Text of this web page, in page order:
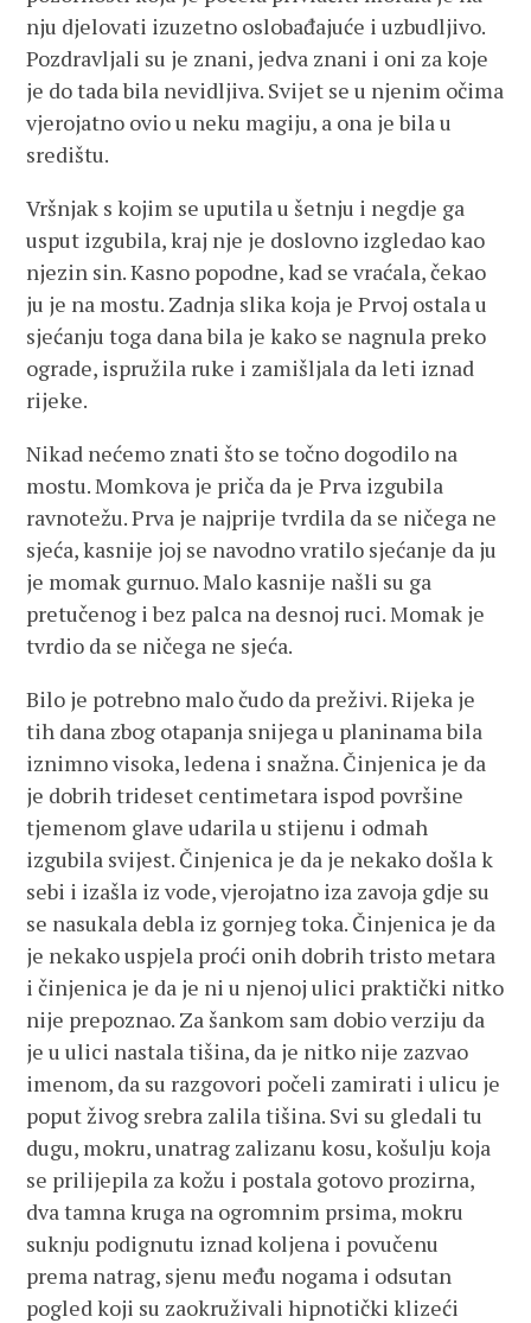
nju djelovati izuzetno oslobađajuće i uzbudljivo.
Pozdravljali su je znani, jedva znani i oni za koje
je do tada bila nevidljiva. Svijet se u njenim očima
vjerojatno ovio u neku magiju, a ona je bila u
središtu.
Vršnjak s kojim se uputila u šetnju i negdje ga
usput izgubila, kraj nje je doslovno izgledao kao
njezin sin. Kasno popodne, kad se vraćala, čekao
ju je na mostu. Zadnja slika koja je Prvoj ostala u
sjećanju toga dana bila je kako se nagnula preko
ograde, ispružila ruke i zamišljala da leti iznad
rijeke.
Nikad nećemo znati što se točno dogodilo na
mostu. Momkova je priča da je Prva izgubila
ravnotežu. Prva je najprije tvrdila da se ničega ne
sjeća, kasnije joj se navodno vratilo sjećanje da ju
je momak gurnuo. Malo kasnije našli su ga
pretučenog i bez palca na desnoj ruci. Momak je
tvrdio da se ničega ne sjeća.
Bilo je potrebno malo čudo da preživi. Rijeka je
tih dana zbog otapanja snijega u planinama bila
iznimno visoka, ledena i snažna. Činjenica je da
je dobrih trideset centimetara ispod površine
tjemenom glave udarila u stijenu i odmah
izgubila svijest. Činjenica je da je nekako došla k
sebi i izašla iz vode, vjerojatno iza zavoja gdje su
se nasukala debla iz gornjeg toka. Činjenica je da
je nekako uspjela proći onih dobrih tristo metara
i činjenica je da je ni u njenoj ulici praktički nitko
nije prepoznao. Za šankom sam dobio verziju da
je u ulici nastala tišina, da je nitko nije zazvao
imenom, da su razgovori počeli zamirati i ulicu je
poput živog srebra zalila tišina. Svi su gledali tu
dugu, mokru, unatrag zalizanu kosu, košulju koja
se prilijepila za kožu i postala gotovo prozirna,
dva tamna kruga na ogromnim prsima, mokru
suknju podignutu iznad koljena i povučenu
prema natrag, sjenu među nogama i odsutan
pogled koji su zaokruživali hipnotički klizeći